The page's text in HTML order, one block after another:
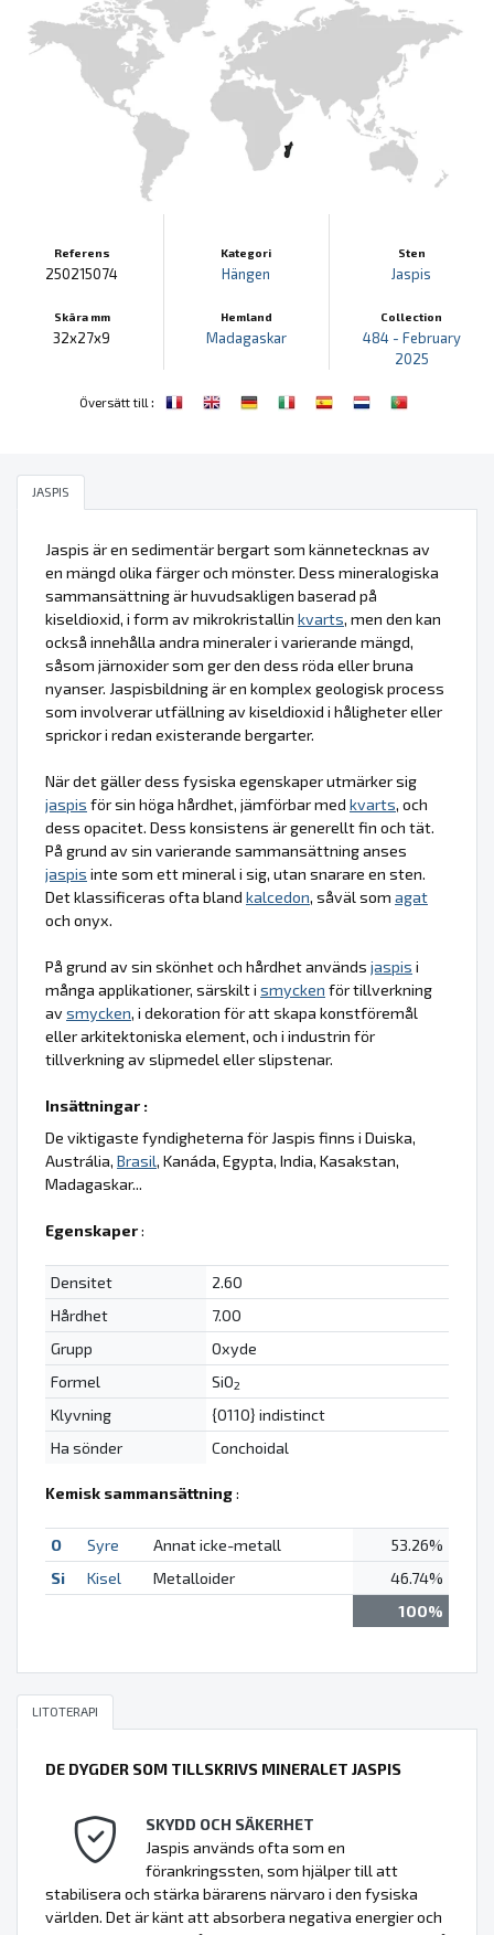
Referens
250215074
Skära mm
32x27x9
Kategori
Hängen
Hemland
Madagaskar
Sten
Jaspis
Collection
484 - February
2025
Översätt till :
JASPIS
Jaspis är en sedimentär bergart som kännetecknas av
en mängd olika färger och mönster. Dess mineralogiska
sammansättning är huvudsakligen baserad på
kiseldioxid, i form av mikrokristallin kvarts, men den kan
också innehålla andra mineraler i varierande mängd,
såsom järnoxider som ger den dess röda eller bruna
nyanser. Jaspisbildning är en komplex geologisk process
som involverar utfällning av kiseldioxid i håligheter eller
sprickor i redan existerande bergarter.
När det gäller dess fysiska egenskaper utmärker sig
jaspis för sin höga hårdhet, jämförbar med kvarts, och
dess opacitet. Dess konsistens är generellt fin och tät.
På grund av sin varierande sammansättning anses
jaspis inte som ett mineral i sig, utan snarare en sten.
Det klassificeras ofta bland kalcedon, såväl som agat
och onyx.
På grund av sin skönhet och hårdhet används jaspis i
många applikationer, särskilt i smycken för tillverkning
avsmycken, i dekoration för att skapa konstföremål
eller arkitektoniska element, och i industrin för
tillverkning av slipmedel eller slipstenar.
Insättningar :
De viktigaste fyndigheterna för Jaspis finns i Duiska,
Austrália, Brasil, Kanáda, Egypta, India, Kasakstan,
Madagaskar...
Egenskaper:
Densitet
2.60
Hårdhet
7.00
Grupp
Oxyde
Formel
SiO2
Klyvning
{0110} indistinct
Ha sönder
Conchoidal
Kemisk sammansättning:
O Syre Annat icke-metall
53.26%
Si
Kisel Metalloider
46.74%
100%
LITOTERAPI
DE DYGDER SOM TILLSKRIVS MINERALET JASPIS
SKYDD OCH SÄKERHET
Jaspis används ofta som en
förankringssten, som hjälper till att
stabilisera och stärka bärarens närvaro i den fysiska
världen. Det är känt att absorbera negativa energier och